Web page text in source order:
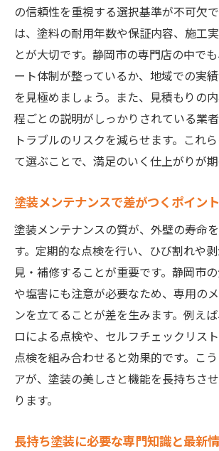
の信頼性を重視する選択基準が不可欠
は、塗料の耐用年数や保証内容、施工
とが大切です。静岡市の専門店の中で
ート体制が整っているか、地域での実
を見極めましょう。また、見積もりの
程ごとの説明がしっかりされている業者
トラブルのリスクを減らせます。これ
て選ぶことで、満足のいく仕上がりが期
塗装メンテナンスで差がつくポイント
塗装メンテナンスの質が、外壁の寿命
す。定期的な点検を行い、ひび割れや
見・補修することが重要です。静岡市
や塩害にも注意が必要なため、専用の
ンを立てることが差を生みます。例え
ロによる点検や、セルフチェックリス
点検を組み合わせると効果的です。こ
アが、塗装の美しさと機能を長持ちさ
ります。
長持ち塗装に必要な専門知識と最新